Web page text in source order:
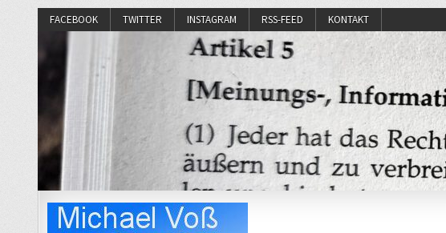
FACEBOOK TWITTER INSTAGRAM RSS-FEED KONTAKT